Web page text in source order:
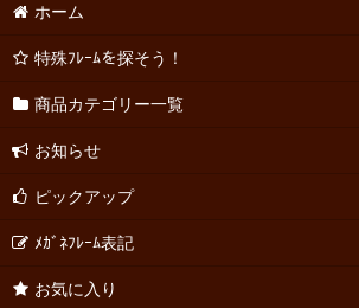
ホーム
特殊ﾌﾚｰﾑを探そう！
商品カテゴリー一覧
お知らせ
ピックアップ
ﾒｶﾞﾈﾌﾚｰﾑ表記
お気に入り